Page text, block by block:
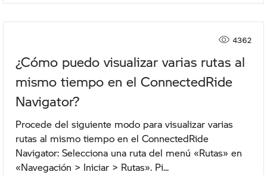
4362
¿Cómo puedo visualizar varias rutas al
mismo tiempo en el ConnectedRide
Navigator?
Procede del siguiente modo para visualizar varias
rutas al mismo tiempo en el ConnectedRide
Navigator: Selecciona una ruta del menú «Rutas» en
«Navegación > Iniciar > Rutas». Pi...